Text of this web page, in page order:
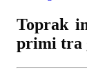
Toprak
primi tra